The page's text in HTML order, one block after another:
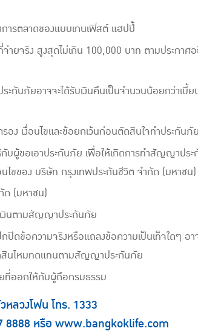
ารตลาดของแบบเกนเฟิสต์ แฮปปี้
ายจริง สูงสุดไม่เกิน 100,000 บาท ตามประกาศ
กันภัยอาจจะได้รับเงินคืนเป็นจำนวนน้อยกว่าเบี้ย
อง เงื่อนไขและข้อยกเว้นก่อนตัดสินใจทำประกัน
กับผู้ขอเอาประกันภัย เพื่อให้เกิดการทำสัญญาปร
ไขของ บริษัท กรุงเทพประกันชีวิต จำกัด (มหาชน)
ด (มหาชน)
งินตามสัญญาประกันภัย
ดข้อความจริงหรือแถลงข้อความเป็นเท็จใดๆ อา
สินไหมทดแทนตามสัญญาประกันภัย
ยที่ออกให้กับผู้ถือกรมธรรม
ลวงโฟน โทร. 1333
8888 หรือwww.bangkoklife.com